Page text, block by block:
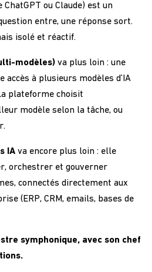
ChatGPT ou Claude) est un
entre, une réponse sort.
isolé et réactif.
modèles) va plus loin : une
accès à plusieurs modèles d’IA
plateforme choisit
modèle selon la tâche, ou
IA va encore plus loin : elle
orchestrer et gouverner
connectés directement aux
(ERP, CRM, emails, bases de
symphonique, avec son chef